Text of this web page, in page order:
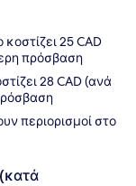
25 CAD
πρόσβαση
28 CAD (ανά
περιορισμοί στο